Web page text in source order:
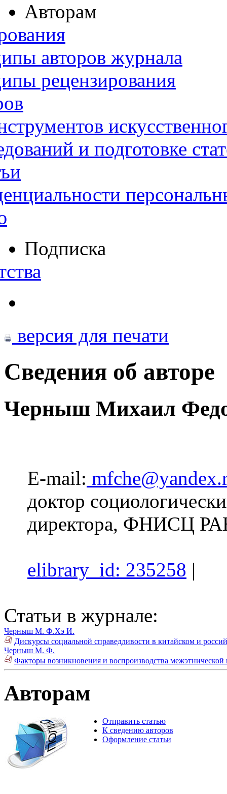
Авторам
авторов журнала
рецензирования
и подготовке
Подписка
версия для печати
Сведения об авторе
Черныш Михаил
E-mail:
доктор
директора, ФНИСЦ
elibrary_id: 235258 |
Статьи в журнале:
Черныш М. Ф.Хэ И.
Дискурсы социальной справедливости в китайском и
Черныш М. Ф.
Факторы возникновения и воспроизводства
Авторам
Отправить статью
К сведению авторов
Оформление статьи